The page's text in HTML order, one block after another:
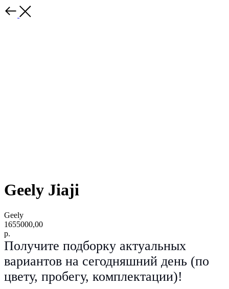
Geely Jiaji
Geely
1655000,00
р.
Получите подборку актуальных
вариантов на сегодняшний день (по
цвету, пробегу, комплектации)!